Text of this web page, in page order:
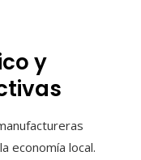
y
economía local.